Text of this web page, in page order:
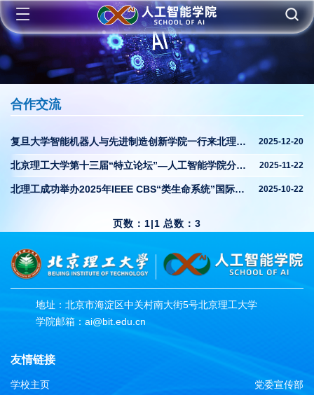
合作交流
2025-12-20
复旦大学智能机器人与先进制造创新学院一行来北理工人工智能学院调研交流
2025-11-22
北京理工大学第十三届“特立论坛”—人工智能学院分论坛成功举办
2025-10-22
北理工成功举办2025年IEEE CBS“类生命系统”国际会议
页数：1|1 总数：3
地址：北京市海淀区中关村南大街5号北京理工大学
学院邮箱：ai@bit.edu.cn
友情链接
学校主页
党委宣传部